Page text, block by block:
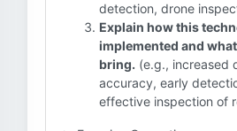
detection, drone
Explain how this
implemented and
bring. (e.g., increased
accuracy, early
effective inspection of